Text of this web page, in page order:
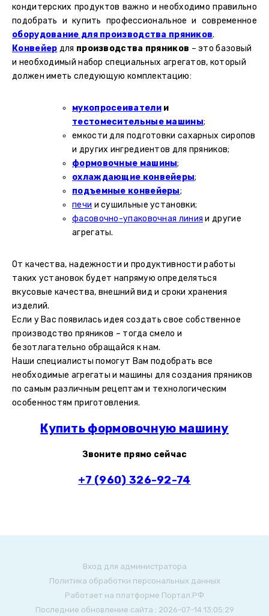
кондитерских продуктов важно и необходимо правильно
подобрать и купить профессиональное и современное
оборудование для производства пряников.
Конвейер для производства пряников – это базовый
и необходимый набор специальных агрегатов, который
должен иметь следующую комплектацию:
мукопросеивателии
тестомесительные машины;
емкости для подготовки сахарных сиропов
и других ингредиентов для пряников;
формовочные машины;
охлаждающие конвейеры;
подъемные конвейеры;
печи и сушильные установки;
фасовочно-упаковочная линия и другие
агрегаты.
От качества, надежности и продуктивности работы
таких установок будет напрямую определяться
вкусовые качества, внешний вид и сроки хранения
изделий.
Если у Вас появилась идея создать свое собственное
производство пряников – тогда смело и
безотлагательно обращайся к нам.
Наши специалисты помогут Вам подобрать все
необходимые агрегаты и машины для создания пряников
по самым различным рецептам и технологическим
особенностям приготовления.
Купить формовочную машину
Звоните прямо сейчас
+7 (960) 326-92-74
Вход для администратора
Политика обработки персональных данных
Работает на платформе Портал.РФ
Последние обновление сайта : 2026-07-14 13:05:29